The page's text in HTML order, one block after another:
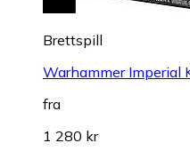
Brettspill
Warhammer Imperial
fra
1 280 kr